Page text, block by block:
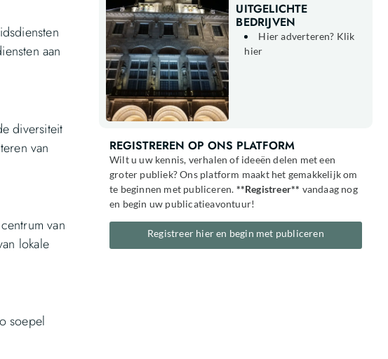
aan
diversiteit
van
van
lokale
soepel
UITGELICHTE
BEDRIJVEN
Hier adverteren? Klik
hier
REGISTREREN OP ONS PLATFORM
Wilt u uw kennis, verhalen of ideeën delen met een
groter publiek? Ons platform maakt het gemakkelijk om
te beginnen met publiceren. **Registreer** vandaag nog
en begin uw publicatieavontuur!
Registreer hier en begin met publiceren